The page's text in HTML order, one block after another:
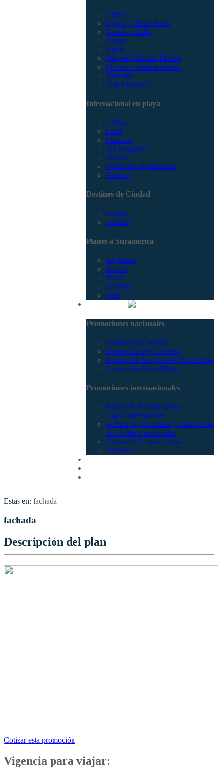
Africa
Egipto y Tierra Santa
Estados unidos
Europa
Japón
Parques Orlando Florida
Cruceros internacionales
Tailandia
Viajes Baratos
Internacional en playa
Aruba
Cuba
Curacao
Isla Margarita
México
República Dominicana
Panamá
Destinos de Ciudad
Europa
Turquía
Planes a Suramérica
Argentina
Bolivia
Brasil
Ecuador
Perú
Promociones nacionales
Promocion Coveñas
Promoción Eje Cafetero
Promoción San Andrés Fin de Año
Promoción Santa Marta
Promociones internacionales
Estado de tu transacción
Pago confirmación
Política de privacidad y tratamiento
de los datos personales
Política de Sostenibilidad
Tiquetes
Estas en: fachada
fachada
Descripción del plan
Cotizar esta promoción
Vigencia para viajar: